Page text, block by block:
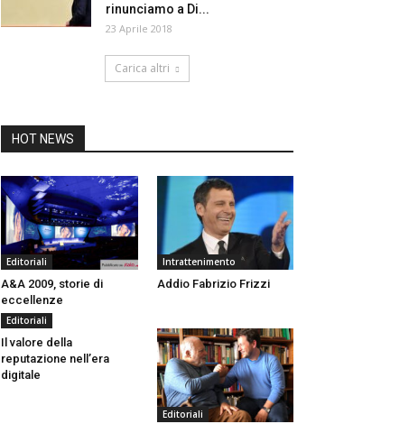
rinunciamo a Di...
23 Aprile 2018
Carica altri
HOT NEWS
Editoriali
A&A 2009, storie di
eccellenze
Intrattenimento
Addio Fabrizio Frizzi
Editoriali
Il valore della
reputazione nell’era
digitale
Editoriali